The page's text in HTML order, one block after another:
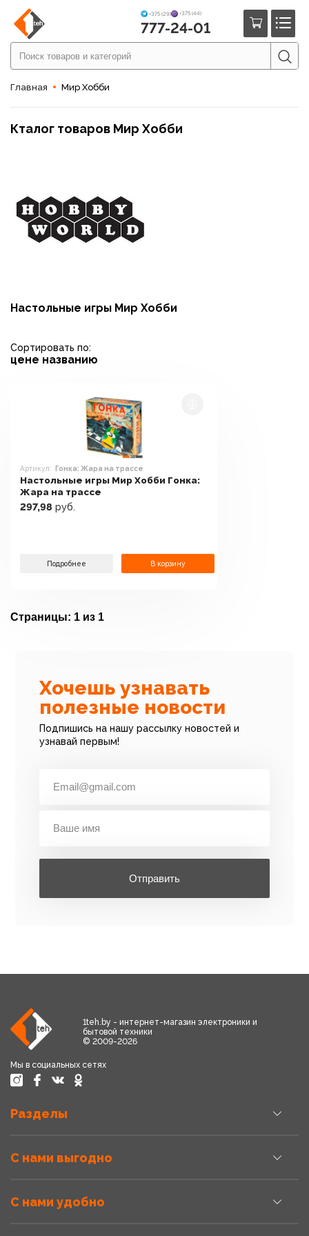
+375 (29) +375 (44)
777-24-01
Главная Мир Хобби
Кталог товаров Мир Хобби
Настольные игры Мир Хобби
Сортировать по:
цене названию
Артикул: Гонка: Жара на трассе
Настольные игры Мир Хобби Гонка:
Жара на трассе
297,98 руб.
Подробнее В корзину
Страницы: 1 из 1
Хочешь узнавать
полезные новости
Подпишись на нашу рассылку новостей и
узнавай первым!
Отправить
1teh.by - интернет-магазин электроники и
бытовой техники
© 2009-2026
Мы в социальных сетях
Разделы
С нами выгодно
С нами удобно